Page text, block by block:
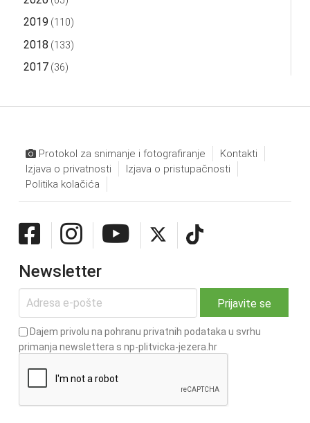
2019 (110)
2018 (133)
2017(36)
Protokol za snimanje i fotografiranje
Kontakti
Izjava o privatnosti
Izjava o pristupačnosti
Politika kolačića
Newsletter
Dajem privolu na pohranu privatnih podataka u svrhu
primanja newslettera s np-plitvicka-jezera.hr